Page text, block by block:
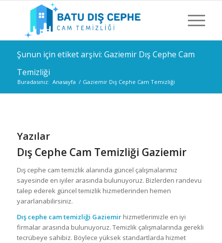
Şunun için etiket arşivi: Gaziemir Dış Cephe Cam
Temizliği
Buradasınız: Anasayfa / Gaziemir Dış Cephe Cam Temizliği
Yazılar
Dış Cephe Cam Temizliği Gaziemir
Dış cephe cam temizlik alanında güncel çalışmalarımız
sayesinde en iyiler arasında bulunuyoruz. Bizlerden randevu
talep ederek güncel temizlik hizmetlerinden hemen
yararlanabilirsiniz.
Dış cephe cam temizliği Gaziemir hizmetlerimizle en iyi
firmalar arasında bulunuyoruz. Temizlik çalışmalarında gerekli
tecrübeye sahibiz. Böylece yüksek standartlarda hizmet